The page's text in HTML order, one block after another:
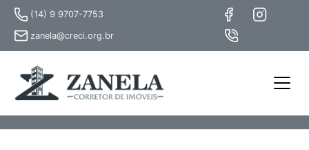
(14) 9 9707-7753
zanela@creci.org.br